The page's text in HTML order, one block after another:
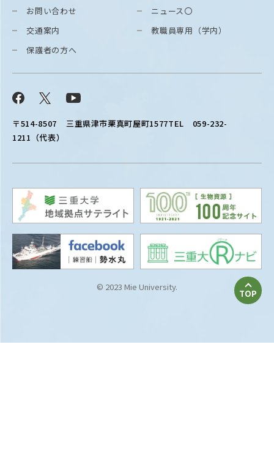
〒514-8507 三重県津市栗真町屋町1577TEL 059-232-
1211（代表）
お問い合わせ
交通案内
保護者の方へ
Facebook
ニュース〇
教職員専用（学内）
© 2023 Mie University.
TOP